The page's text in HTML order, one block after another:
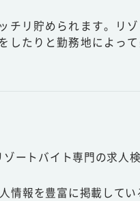
リ貯められます。リ
たりと勤務地によって
ートバイト専門の求人
報を豊富に掲載して